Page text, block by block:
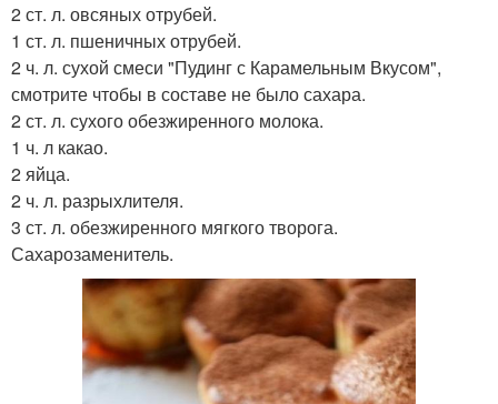
2 ст. л. овсяных отрубей.
1 ст. л. пшеничных отрубей.
2 ч. л. сухой смеси "Пудинг с Карамельным Вкусом",
смотрите чтобы в составе не было сахара.
2 ст. л. сухого обезжиренного молока.
1 ч. л какао.
2 яйца.
2 ч. л. разрыхлителя.
3 ст. л. обезжиренного мягкого творога.
Сахарозаменитель.